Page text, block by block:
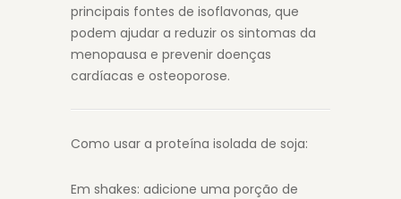
principais fontes de isoflavonas, que
podem ajudar a reduzir os sintomas da
menopausa e prevenir doenças
cardíacas e osteoporose.
Como usar a proteína isolada de soja:
Em shakes: adicione uma porção de